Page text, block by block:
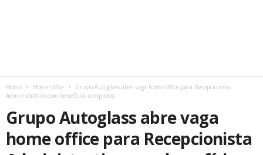
Home Home office
Grupo Autoglass abre vaga home office para Recepcionista
Administrativo com benefícios completos
Grupo Autoglass abre vaga
home office para Recepcionista